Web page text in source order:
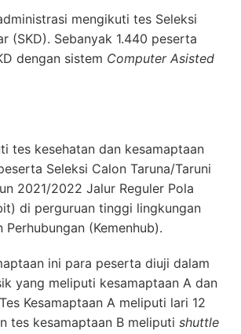
mengikuti tes Seleksi
(SKD). Sebanyak 1.440 peserta
dengan sistem Computer Asisted
tes kesehatan dan kesamaptaan
Seleksi Calon Taruna/Taruni
2021/2022 Jalur Reguler Pola
di perguruan tinggi lingkungan
Perhubungan (Kemenhub).
ini para peserta diuji dalam
yang meliputi kesamaptaan A dan
Kesamaptaan A meliputi lari 12
tes kesamaptaan B meliputi shuttle